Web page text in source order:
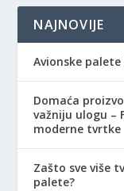
NAJNOVIJE
Avionske
Domaća
važniju ulogu –
moderne tvrtke
Zašto sve više
palete?